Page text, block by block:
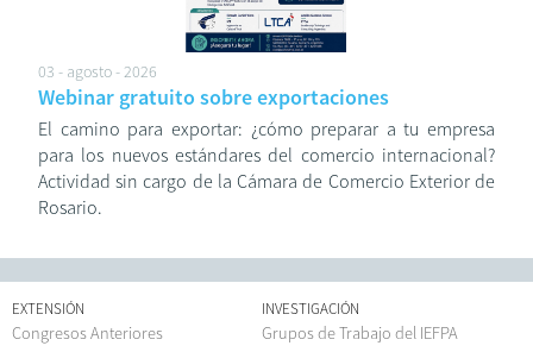
03 - agosto - 2026
Webinar gratuito sobre exportaciones
El camino para exportar: ¿cómo preparar a tu empresa
para los nuevos estándares del comercio internacional?
Actividad sin cargo de la Cámara de Comercio Exterior de
Rosario.
EXTENSIÓN
Congresos Anteriores
INVESTIGACIÓN
Grupos de Trabajo del IEFPA